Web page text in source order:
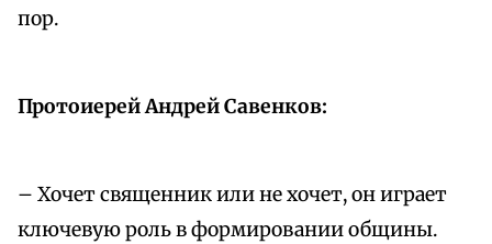
пор.
Протоиерей Андрей Савенков:
– Хочет священник или не хочет, он играет
ключевую роль в формировании общины.